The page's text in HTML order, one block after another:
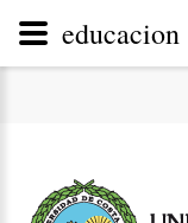
educacion